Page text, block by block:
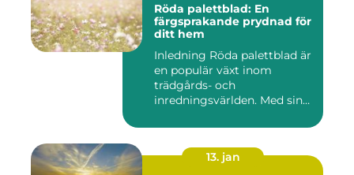
Röda palettblad: En
färgsprakande prydnad för
ditt hem
Inledning Röda palettblad är
en populär växt inom
trädgårds- och
inredningsvärlden. Med sina
13. jan